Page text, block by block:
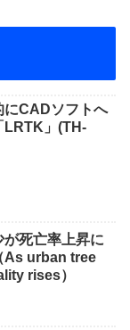
にCADソフトへ
LRTK」(TH-
死亡率上昇に
As urban tree
rises）